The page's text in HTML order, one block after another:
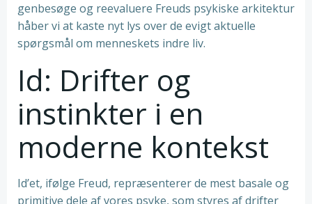
genbesøge og reevaluere Freuds psykiske arkitektur
håber vi at kaste nyt lys over de evigt aktuelle
spørgsmål om menneskets indre liv.
Id: Drifter og
instinkter i en
moderne kontekst
Id’et, ifølge Freud, repræsenterer de mest basale og
primitive dele af vores psyke, som styres af drifter